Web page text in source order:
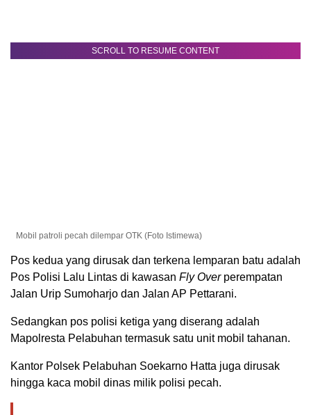
SCROLL TO RESUME CONTENT
Mobil patroli pecah dilempar OTK (Foto Istimewa)
Pos kedua yang dirusak dan terkena lemparan batu adalah
Pos Polisi Lalu Lintas di kawasan Fly Overperempatan
Jalan Urip Sumoharjo dan Jalan AP Pettarani.
Sedangkan pos polisi ketiga yang diserang adalah
Mapolresta Pelabuhan termasuk satu unit mobil tahanan.
Kantor Polsek Pelabuhan Soekarno Hatta juga dirusak
hingga kaca mobil dinas milik polisi pecah.